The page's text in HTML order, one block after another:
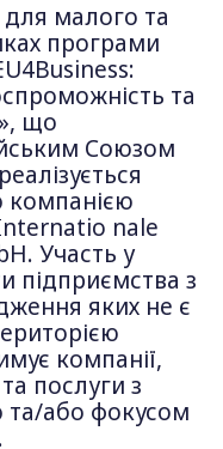
для малого та
програми
та
що
Союзом
nale
Участь у
підприємства з
яких не є
компанії,
послуги з
та/або фокусом